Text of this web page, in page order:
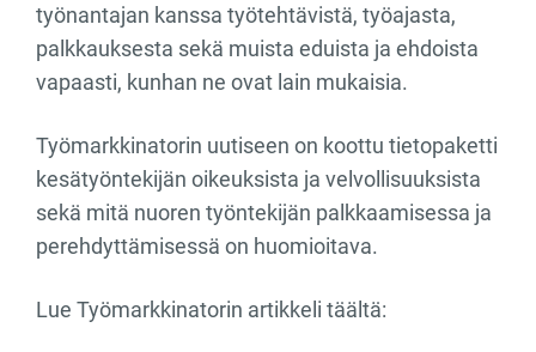
työnantajan kanssa työtehtävistä, työajasta,
palkkauksesta sekä muista eduista ja ehdoista
vapaasti, kunhan ne ovat lain mukaisia.
Työmarkkinatorin uutiseen on koottu tietopaketti
kesätyöntekijän oikeuksista ja velvollisuuksista
sekä mitä nuoren työntekijän palkkaamisessa ja
perehdyttämisessä on huomioitava.
Lue Työmarkkinatorin artikkeli täältä: